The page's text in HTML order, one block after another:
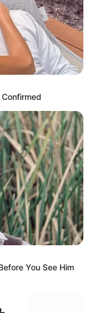
You See Him